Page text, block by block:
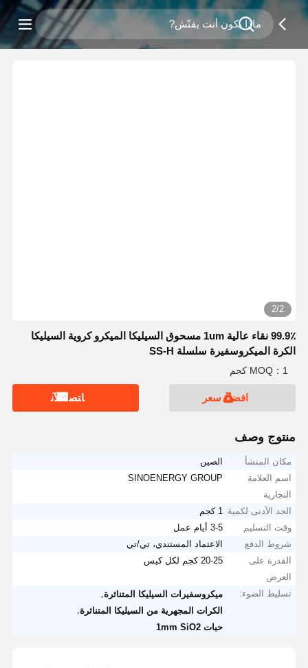
2/2
99.9٪ نقاء عالية 1um مسحوق السيليكا الميكرو كروية السيليكا
الكرة الميكروسفيرة سلسلة SS-H
MOQ：1 كجم
افضل سعر ﺎﺘﺼﻟ ﺍﻶﻧ
منتوج وصف
مكان المنشأ
الصين
اسم العلامة
التجارية
SINOENERGY GROUP
الحد الأدنى لكمية
1 كجم
وقت التسليم
3-5 أيام عمل
شروط الدفع
الاعتماد المستندي، تي/تي
القدرة على
العرض
20-25 كجم لكل كيس
تسليط الضوء: ميكروسفيرات السيليكا المتناثرة
الكرات المجهرية من السيليكا المتناثرة
حبات 1mm SiO2